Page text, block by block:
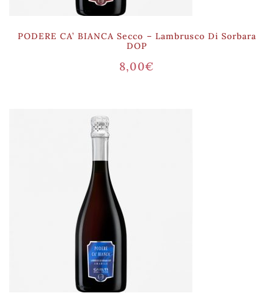
PODERE CA’ BIANCA Secco – Lambrusco Di Sorbara
DOP
8,00€